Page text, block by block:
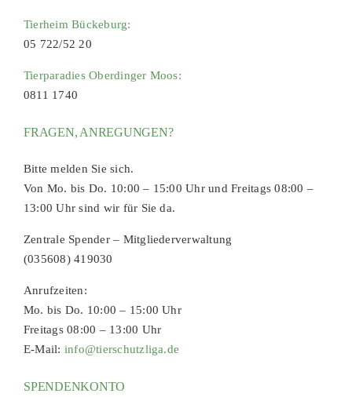
Tierheim Bückeburg:
05 722/52 20
Tierparadies Oberdinger Moos:
0811 1740
FRAGEN, ANREGUNGEN?
Bitte melden Sie sich.
Von Mo. bis Do. 10:00 – 15:00 Uhr und Freitags 08:00 –
13:00 Uhr sind wir für Sie da.
Zentrale Spender – Mitgliederverwaltung
(035608) 419030
Anrufzeiten:
Mo. bis Do. 10:00 – 15:00 Uhr
Freitags 08:00 – 13:00 Uhr
E-Mail: info@tierschutzliga.de
SPENDENKONTO